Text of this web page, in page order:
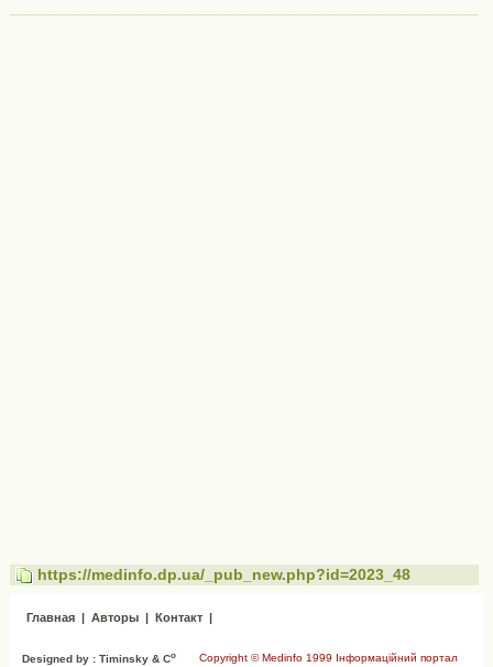
https://medinfo.dp.ua/_pub_new.php?id=2023_48
Главная | Авторы | Контакт |
Copyright © Medinfo 1999 Інформаційний портал
Designed by : Timinsky & Co